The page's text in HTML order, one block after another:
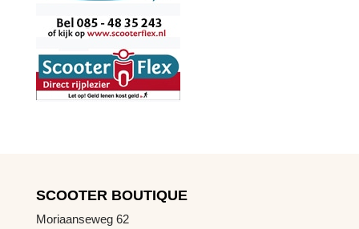
SCOOTER BOUTIQUE
Moriaanseweg 62